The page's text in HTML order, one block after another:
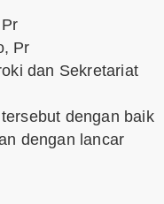
Pr
dan Sekretariat
dengan baik
dengan lancar